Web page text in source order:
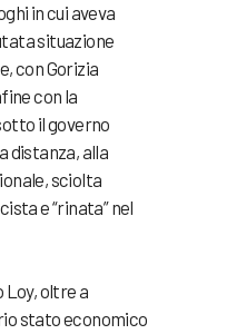
in cui aveva
situazione
con Gorizia
con la
il governo
distanza, alla
sciolta
e “rinata” nel
Loy, oltre a
stato economico